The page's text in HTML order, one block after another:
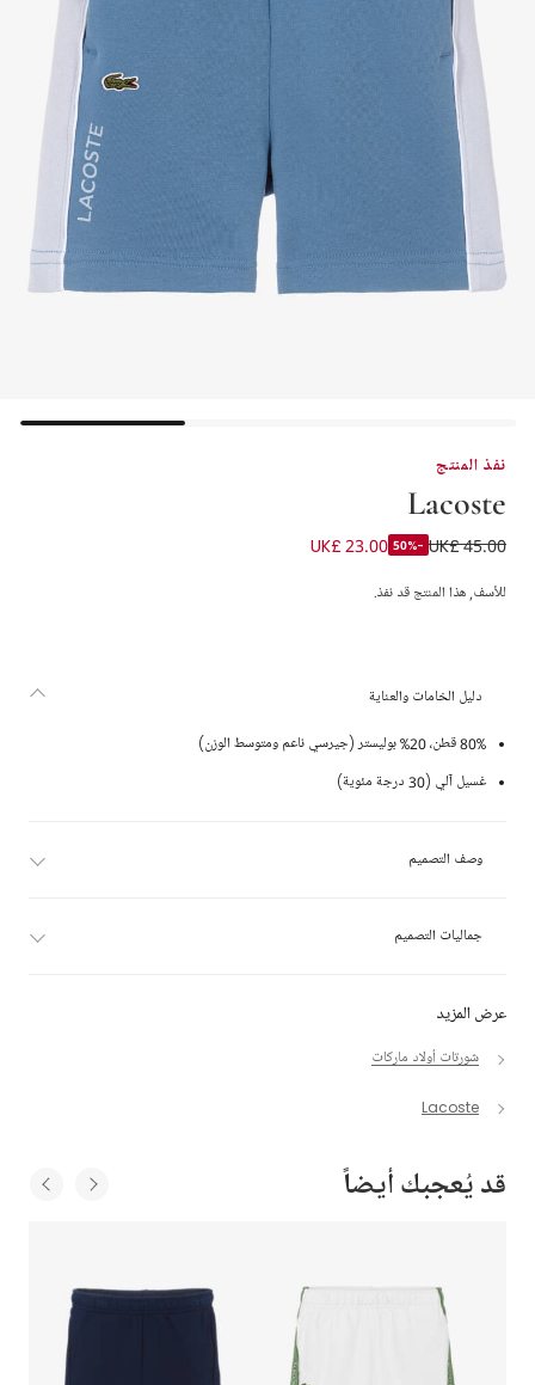
نفذ المنتج
Lacoste
شورت قطن جيرسي بشعار التمساح لون أزرق للأولاد
UK£ 45.00
-50%
UK£ 23.00
للأسف, هذا المنتج قد نفذ.
عرض المزيد
شورتات أولاد ماركات
Lacoste
دليل الخامات والعناية
80% قطن، 20% بوليستر (جيرسي ناعم ومتوسط الوزن)
غسيل آلي (30 درجة مئوية)
وصف التصميم
جماليات التصميم
قد يُعجبك أيضاً